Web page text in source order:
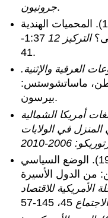
جرونيون.
(1989). المحميات الهندية
التركيز 12
1:37-
41.
العرقية والإثنية.
ماساتشوستس:
بيرسون.
أمريكا الشمالية
المنزل في الولايات
(1986). الوضع السياسي
من الدول الأسيرة
الأمريكية للاقتصاد